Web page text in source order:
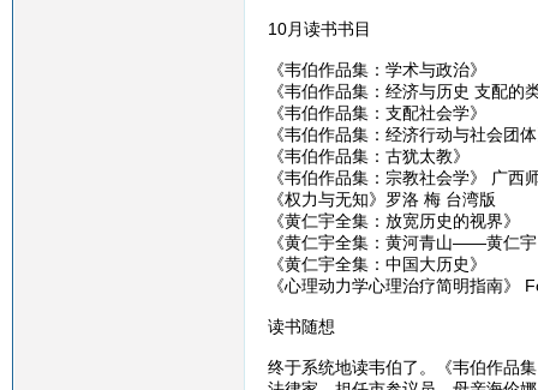
10月读书书目
《韦伯作品集：学术与政治》
《韦伯作品集：经济与历史 支配的
《韦伯作品集：支配社会学》
《韦伯作品集：经济行动与社会团
《韦伯作品集：古犹太教》
《韦伯作品集：宗教社会学》 广西
《权力与无知》罗洛 梅 台湾版
《黄仁宇全集：放宽历史的视界》
《黄仁宇全集：黄河青山——黄仁
《黄仁宇全集：中国大历史》
《心理动力学心理治疗简明指南
读书随想
终于系统地读韦伯了。《韦伯作品